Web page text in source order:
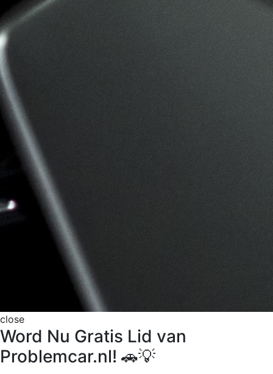
close
Word Nu Gratis Lid van
Problemcar.nl! 🚗💡